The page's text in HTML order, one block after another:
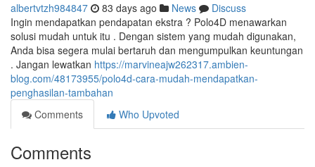
albertvtzh984847 83 days ago News
Discuss
Ingin mendapatkan pendapatan ekstra ? Polo4D menawarkan
solusi mudah untuk itu . Dengan sistem yang mudah digunakan,
Anda bisa segera mulai bertaruh dan mengumpulkan keuntungan
. Jangan lewatkan https://marvineajw262317.ambien-
blog.com/48173955/polo4d-cara-mudah-mendapatkan-
penghasilan-tambahan
Comments
Who Upvoted
Comments